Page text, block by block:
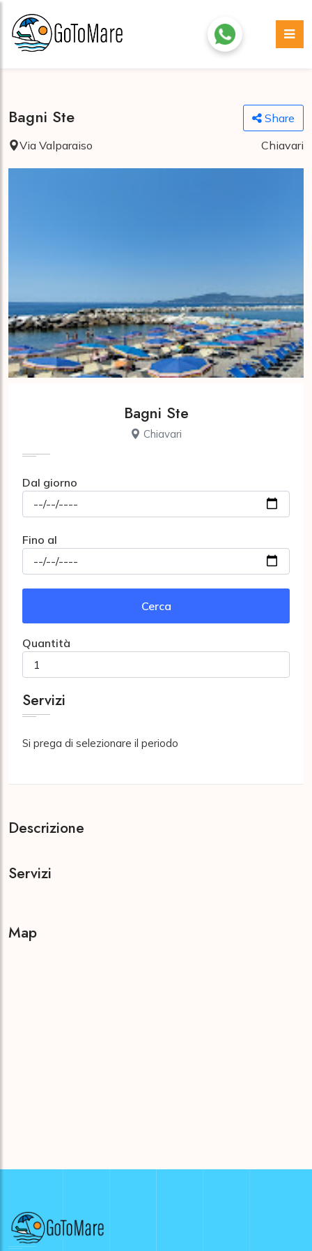
Bagni Ste
Share
Via Valparaiso
Chiavari
Bagni Ste
Chiavari
Dal giorno
Fino al
Cerca
Quantità
Servizi
Si prega di selezionare il periodo
Descrizione
Servizi
Map